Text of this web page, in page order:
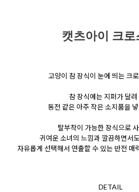
캣츠아이 크로
고양이 참 장식이 눈에 띄는 크
참 장식에는 지퍼가 달려
동전 같은 아주 작은 소지품을
탈부착이 가능한 장식으로
귀여운 소녀의 느낌과 깔끔하면서
자유롭게 선택해서 연출할 수 있는 반전 매
DETAIL